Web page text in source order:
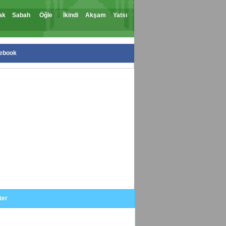
Sabah Öğle İkindi Akşam Yatsı